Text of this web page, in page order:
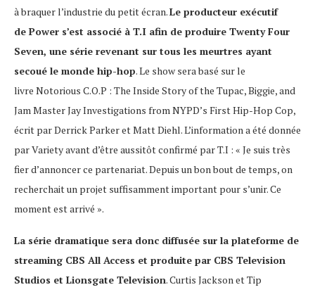
à braquer l’industrie du petit écran.Le producteur exécutif
de Power s’est associé à T.I afin de produire Twenty Four
Seven, une série revenant sur tous les meurtres ayant
secoué le monde hip-hop. Le show sera basé sur le
livre Notorious C.O.P : The Inside Story of the Tupac, Biggie, and
Jam Master Jay Investigations from NYPD’s First Hip-Hop Cop,
écrit par Derrick Parker et Matt Diehl. L’information a été donnée
parVarietyavant d’être aussitôt confirmé par T.I : « Je suis très
fier d’annoncer ce partenariat. Depuis un bon bout de temps, on
recherchait un projet suffisamment important pour s’unir. Ce
moment est arrivé ».
La série dramatique sera donc diffusée sur la plateforme de
streaming CBS All Access et produite par CBS Television
Studios et Lionsgate Television. Curtis Jackson et Tip